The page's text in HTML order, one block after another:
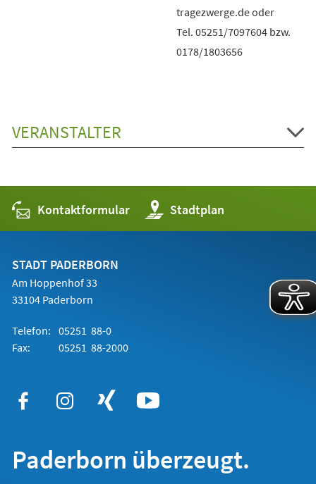
tragezwerge.de oder
Tel. 05251/7097604 bzw.
0178/1803656
VERANSTALTER
Kontaktformular Stadtplan
(Öffnet
in
einem
STADT PADERBORN
Am Hoppenhof 33
33104 Paderborn
Telefon: 05251 88-0
Fax:
05251 88-2000
Paderborn überzeugt.